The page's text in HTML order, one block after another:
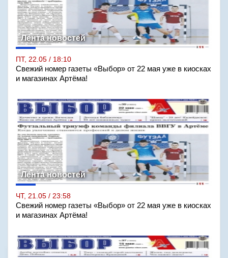
Лента новостей
ПТ, 22.05 / 18:10
Свежий номер газеты «Выбор» от 22 мая уже в киосках
и магазинах Артёма!
Лента новостей
ЧТ, 21.05 / 23:58
Свежий номер газеты «Выбор» от 22 мая уже в киосках
и магазинах Артёма!